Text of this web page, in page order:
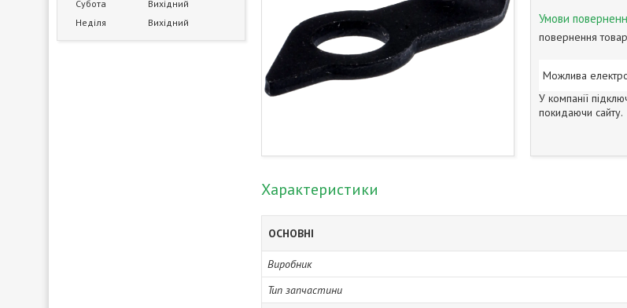
Субота
Вихідний
Неділя
Вихідний
повернення
У компанії
покидаючи сайту.
Характеристики
ОСНОВНІ
Виробник
Тип запчастини